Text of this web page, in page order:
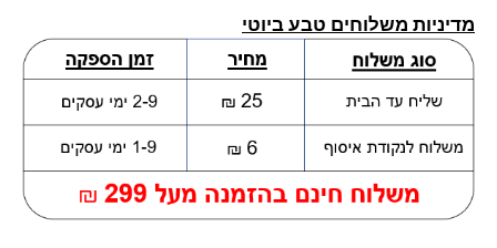
מדיניות משלוחים טבע ביוטי